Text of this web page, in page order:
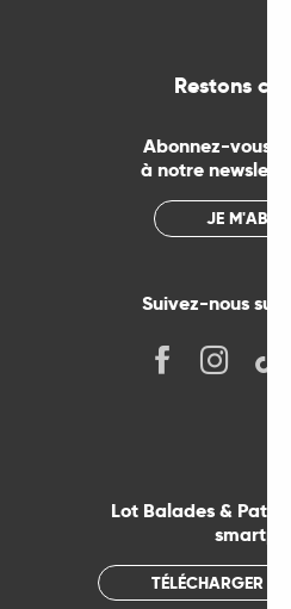
Restons
Abonnez-vous
à notre
JE
Suivez-nous sur
Lot Balades &
TÉLÉCHARGER